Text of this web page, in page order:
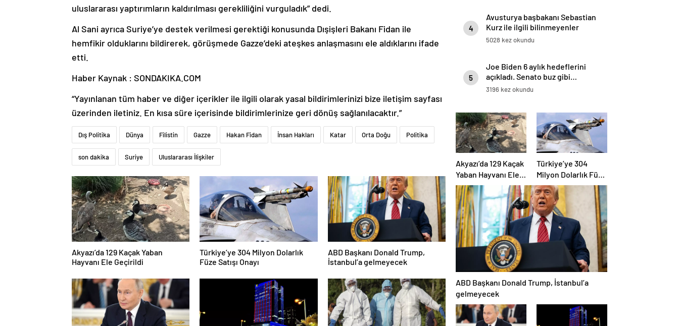
uluslararası yaptırımların kaldırılması gerekliliğini vurguladık” dedi.
Al Sani ayrıca Suriye’ye destek verilmesi gerektiği konusunda Dışişleri Bakanı Fidan ile
hemfikir olduklarını bildirerek, görüşmede Gazze’deki ateşkes anlaşmasını ele aldıklarını ifade
etti.
Haber Kaynak : SONDAKIKA.COM
“Yayınlanan tüm haber ve diğer içerikler ile ilgili olarak yasal bildirimlerinizi bize iletişim sayfası
üzerinden iletiniz. En kısa süre içerisinde bildirimlerinize geri dönüş sağlanılacaktır.”
Dış Politika Dünya Filistin Gazze Hakan Fidan İnsan Hakları Katar Orta Doğu Politika
son dakika Suriye Uluslararası İlişkiler
Akyazı’da 129 Kaçak Yaban
Hayvanı Ele Geçirildi
Türkiye’ye 304 Milyon Dolarlık
Füze Satışı Onayı
ABD Başkanı Donald Trump,
İstanbul’a gelmeyecek
4
Avusturya başbakanı Sebastian
Kurz ile ilgili bilinmeyenler
5028 kez okundu
5
Joe Biden 6 aylık hedeflerini
açıkladı. Senato buz gibi…
3196 kez okundu
Akyazı’da 129 Kaçak
Yaban Hayvanı Ele
Geçirildi
Türkiye’ye 304
Milyon Dolarlık Füze
Satışı Onayı
ABD Başkanı Donald Trump, İstanbul’a
gelmeyecek